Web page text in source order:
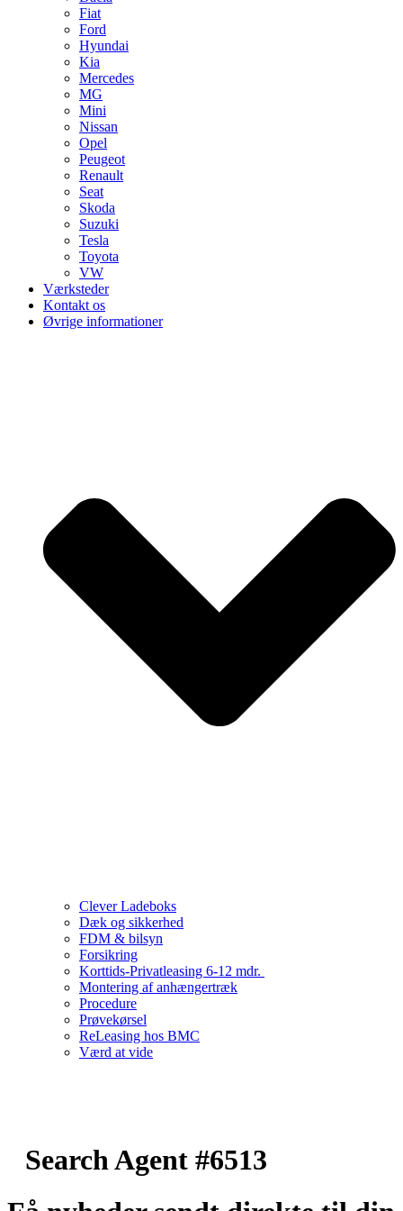
Fiat
Ford
Hyundai
Kia
Mercedes
MG
Mini
Nissan
Opel
Peugeot
Renault
Seat
Skoda
Suzuki
Tesla
Toyota
VW
Værksteder
Kontakt os
Øvrige informationer
Clever Ladeboks
Dæk og sikkerhed
FDM & bilsyn
Forsikring
Korttids-Privatleasing 6-12 mdr.
Montering af anhængertræk
Procedure
Prøvekørsel
ReLeasing hos BMC
Værd at vide
Search Agent #6513